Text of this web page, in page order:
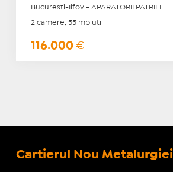
Bucuresti-Ilfov - APARATORII PATRIEI
2 camere, 55 mp utili
116.000 €
Cartierul Nou Metalurgiei